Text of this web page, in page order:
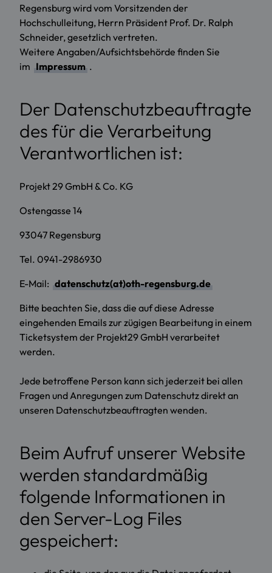
Regensburg wird vom Vorsitzenden der
Hochschulleitung, Herrn Präsident Prof. Dr. Ralph
Schneider, gesetzlich vertreten.
Weitere Angaben/Aufsichtsbehörde finden Sie
im Impressum .
Der Datenschutzbeauftragte
des für die Verarbeitung
Verantwortlichen ist:
Projekt 29 GmbH & Co. KG
Ostengasse 14
93047 Regensburg
Tel. 0941-2986930
E-Mail: datenschutz(at)oth-regensburg.de
Bitte beachten Sie, dass die auf diese Adresse
eingehenden Emails zur zügigen Bearbeitung in einem
Ticketsystem der Projekt29 GmbH verarbeitet
werden.
Jede betroffene Person kann sich jederzeit bei allen
Fragen und Anregungen zum Datenschutz direkt an
unseren Datenschutzbeauftragten wenden.
Beim Aufruf unserer Website
werden standardmäßig
folgende Informationen in
den Server-Log Files
gespeichert: